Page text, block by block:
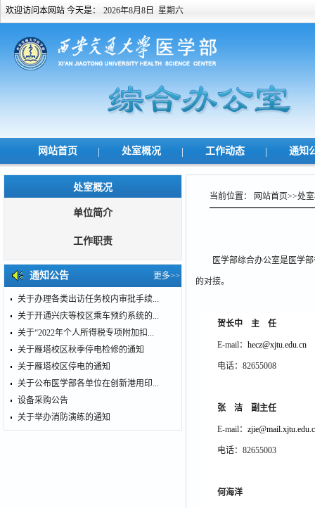
欢迎访问本网站 今天是： 2026年8月8日 星期六
网站首页 | 处室概况 | 工作动态 | 通知
处室概况
单位简介
工作职责
通知公告 更多>>
关于办理各类出访任务校内审批手续...
关于开通兴庆等校区乘车预约系统的...
关于“2022年个人所得税专项附加扣...
关于雁塔校区秋季停电检修的通知
关于雁塔校区停电的通知
关于公布医学部各单位在创新港用印...
设备采购公告
关于举办消防演练的通知
当前位置： 网站首页>>处
医学部综合办公室是医学部
的对接。
贺长中 主 任
E-mail： hecz@xjtu.edu.cn
电话：82655008
张 洁 副主任
E-mail：
电话：82655003
何海洋